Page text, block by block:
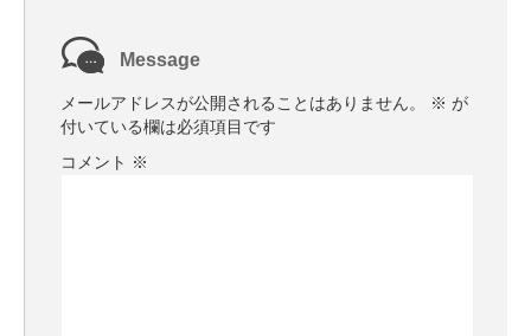
Message
メールアドレスが公開されることはありません。 ※ が
付いている欄は必須項目です
コメント ※